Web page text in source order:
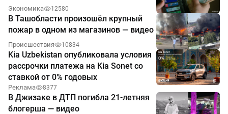
Экономика 12580
В Ташобласти произошёл крупный
пожар в одном из магазинов — видео
Происшествия 10834
Kia Uzbekistan опубликовала условия
рассрочки платежа на Kia Sonet со
ставкой от 0% годовых
Реклама 8377
В Джизаке в ДТП погибла 21-летняя
блогерша — видео